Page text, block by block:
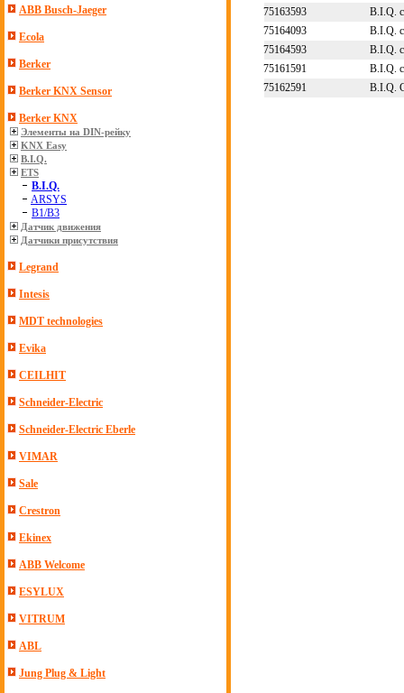
ABB Busch-Jaeger
Ecola
Berker
Berker KNX Sensor
Berker KNX
Элементы на DIN-рейку
KNX Easy
B.I.Q.
ETS
B.I.Q.
ARSYS
B1/B3
Датчик движения
Датчики присутствия
Legrand
Intesis
MDT technologies
Evika
CEILHIT
Schneider-Electric
Schneider-Electric Eberle
VIMAR
Sale
Crestron
Ekinex
ABB Welcome
ESYLUX
VITRUM
ABL
Jung Plug & Light
75163593
B.I.Q.
75164093
B.I.Q.
75164593
B.I.Q.
75161591
B.I.Q.
75162591
B.I.Q.